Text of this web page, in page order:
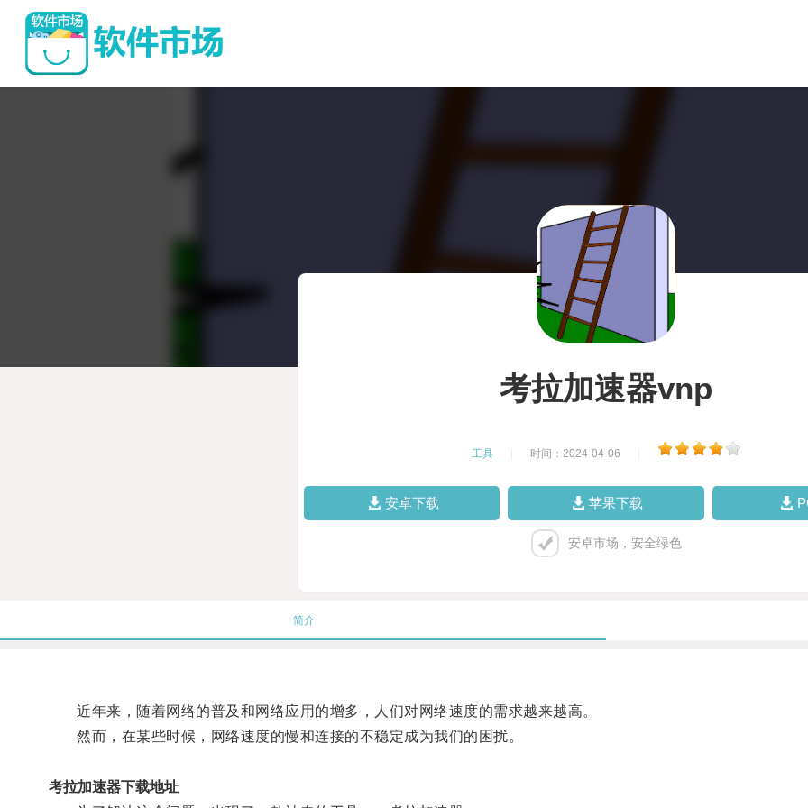
考拉加速器vnp
工具 时间：2024-04-06
安卓下载 苹果下载
安卓市场，安全绿色
简介
近年来，随着网络的普及和网络应用的增多，人们对网络速度的需求越来越高。
然而，在某些时候，网络速度的慢和连接的不稳定成为我们的困扰。
考拉加速器下载地址